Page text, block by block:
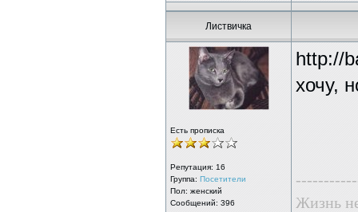
Листвичка
Есть прописка
Репутация: 16
Группа: Посетители
Пол: женский
Сообщений: 396
http://
хочу,
Жизнь